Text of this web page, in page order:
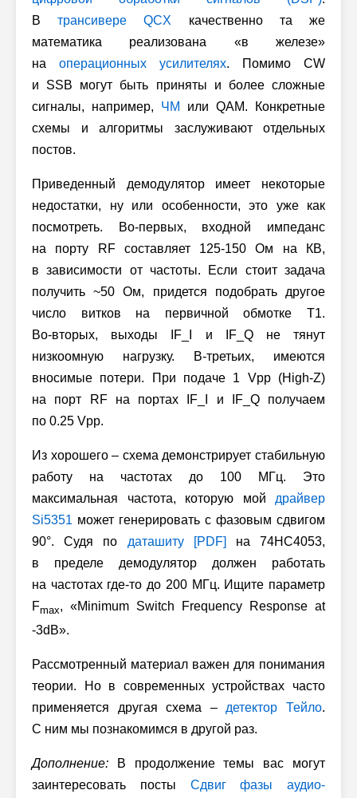
Втрансивере QCX качественно та же
математика реализована «в железе»
на операционных усилителях. Помимо CW
и SSB могут быть приняты и более сложные
сигналы, например, ЧМ
или QAM. Конкретные
схемы и алгоритмы заслуживают отдельных
постов.
Приведенный демодулятор имеет некоторые
недостатки, ну или особенности, это уже как
посмотреть.
Во-первых, входной импеданс
на порту RF составляет 125-150 Ом на КВ,
в зависимости от частоты. Если стоит задача
получить ~50 Ом, придется подобрать другое
число витков на первичной обмотке T1.
Во-вторых, выходы IF_I и IF_Q не тянут
низкоомную нагрузку.
В-третьих, имеются
вносимые потери. При подаче 1 Vpp (High-Z)
на порт RF на портах IF_I и IF_Q получаем
по 0.25 Vpp.
Из хорошего – схема демонстрирует стабильную
работу на частотах до 100 МГц. Это
максимальная частота, которую мой драйвер
Si5351 может генерировать с фазовым сдвигом
90°. Судя по даташиту [PDF] на 74HC4053,
в пределе демодулятор должен работать
на частотах где-то до 200 МГц. Ищите параметр
Fmax, «Minimum Switch Frequency Response at
-3dB».
Рассмотренный материал важен для понимания
теории. Но в современных устройствах часто
применяется другая схема – детектор Тейло.
С ним мы познакомимся в другой раз.
Дополнение: В продолжение темы вас могут
заинтересовать посты Сдвиг фазы аудио-